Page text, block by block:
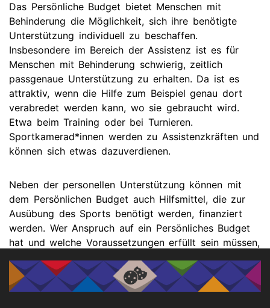
Das Persönliche Budget bietet Menschen mit
Behinderung die Möglichkeit, sich ihre benötigte
Unterstützung individuell zu beschaffen.
Insbesondere im Bereich der Assistenz ist es für
Menschen mit Behinderung schwierig, zeitlich
passgenaue Unterstützung zu erhalten. Da ist es
attraktiv, wenn die Hilfe zum Beispiel genau dort
verabredet werden kann, wo sie gebraucht wird.
Etwa beim Training oder bei Turnieren.
Sportkamerad*innen werden zu Assistenzkräften und
können sich etwas dazuverdienen.
Neben der personellen Unterstützung können mit
dem Persönlichen Budget auch Hilfsmittel, die zur
Ausübung des Sports benötigt werden, finanziert
werden. Wer Anspruch auf ein Persönliches Budget
hat und welche Voraussetzungen erfüllt sein müssen,
Es ist auf der Seite VIBSS (das heisst: Vereins-,
Informations-, Beratungs- und Schulungssystem) des